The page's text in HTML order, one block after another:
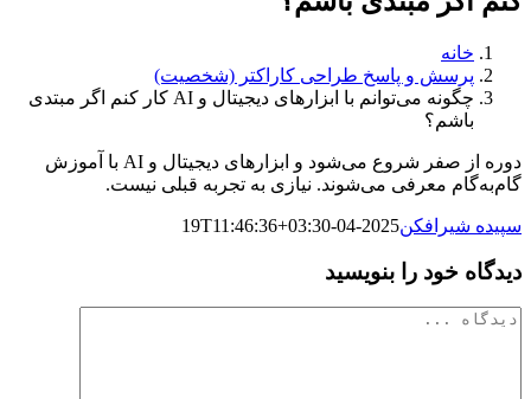
خانه
پرسش و پاسخ طراحی کاراکتر (شخصیت)
چگونه می‌توانم با ابزارهای دیجیتال و AI کار کنم اگر مبتدی
باشم؟
دوره از صفر شروع می‌شود و ابزارهای دیجیتال و AI با آموزش
گام‌به‌گام معرفی می‌شوند. نیازی به تجربه قبلی نیست.
سپیده شیرافکن2025-04-19T11:46:36+03:30
دیدگاه خود را بنویسید
دیدگاه